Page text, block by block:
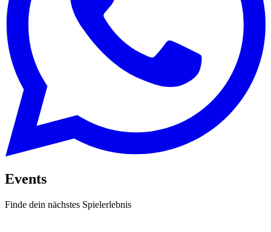
Events
Finde dein nächstes Spielerlebnis